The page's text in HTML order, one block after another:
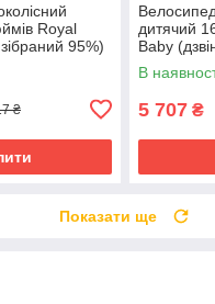
Royal
95%)
RB16B-6P
₴
дитячий
Baby
7TH
Червоний
В
5 707 ₴
Показати ще